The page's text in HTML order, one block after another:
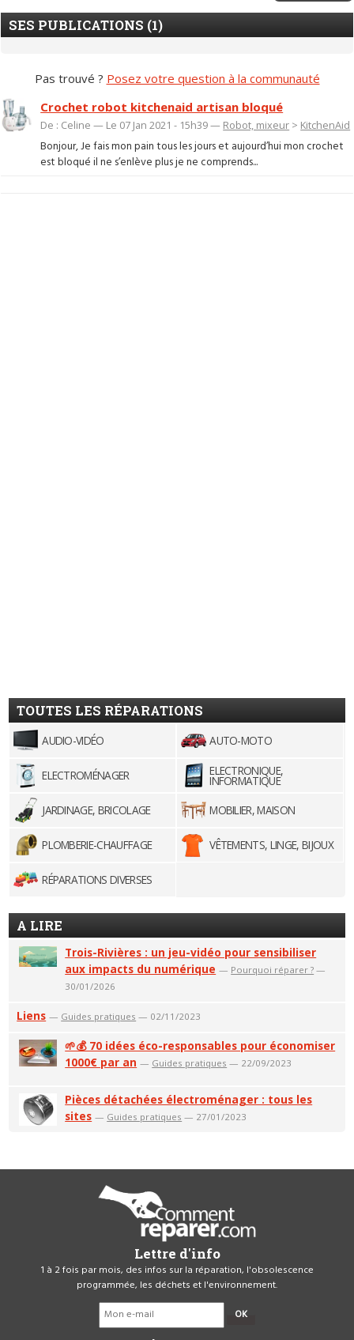
SES PUBLICATIONS (1)
Pas trouvé ? Posez votre question à la communauté
Crochet robot kitchenaid artisan bloqué
De : Celine — Le 07 Jan 2021 - 15h39 — Robot, mixeur > KitchenAid
Bonjour, Je fais mon pain tous les jours et aujourd’hui mon crochet
est bloqué il ne s’enlève plus je ne comprends...
TOUTES LES RÉPARATIONS
AUDIO-VIDÉO AUTO-MOTO
ELECTROMÉNAGER ELECTRONIQUE,
INFORMATIQUE
JARDINAGE, BRICOLAGE
MOBILIER, MAISON
PLOMBERIE-CHAUFFAGE VÊTEMENTS, LINGE, BIJOUX
RÉPARATIONS DIVERSES
A LIRE
Trois-Rivières : un jeu-vidéo pour sensibiliser
aux impacts du numérique — Pourquoi réparer ? —
30/01/2026
Liens — Guides pratiques — 02/11/2023
🌱💰 70 idées éco-responsables pour économiser
1000€ par an — Guides pratiques — 22/09/2023
Pièces détachées électroménager : tous les
sites — Guides pratiques — 27/01/2023
Lettre d'info
1 à 2 fois par mois, des infos sur la réparation, l'obsolescence
programmée, les déchets et l'environnement.
OK